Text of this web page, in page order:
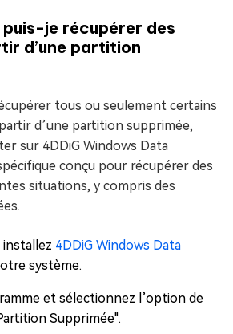
je récupérer des
d’une partition
tous ou seulement certains
d’une partition supprimée,
sur 4DDiG Windows Data
conçu pour récupérer des
situations, y compris des
installez 4DDiG Windows Data
système.
et sélectionnez l’option de
Supprimée".